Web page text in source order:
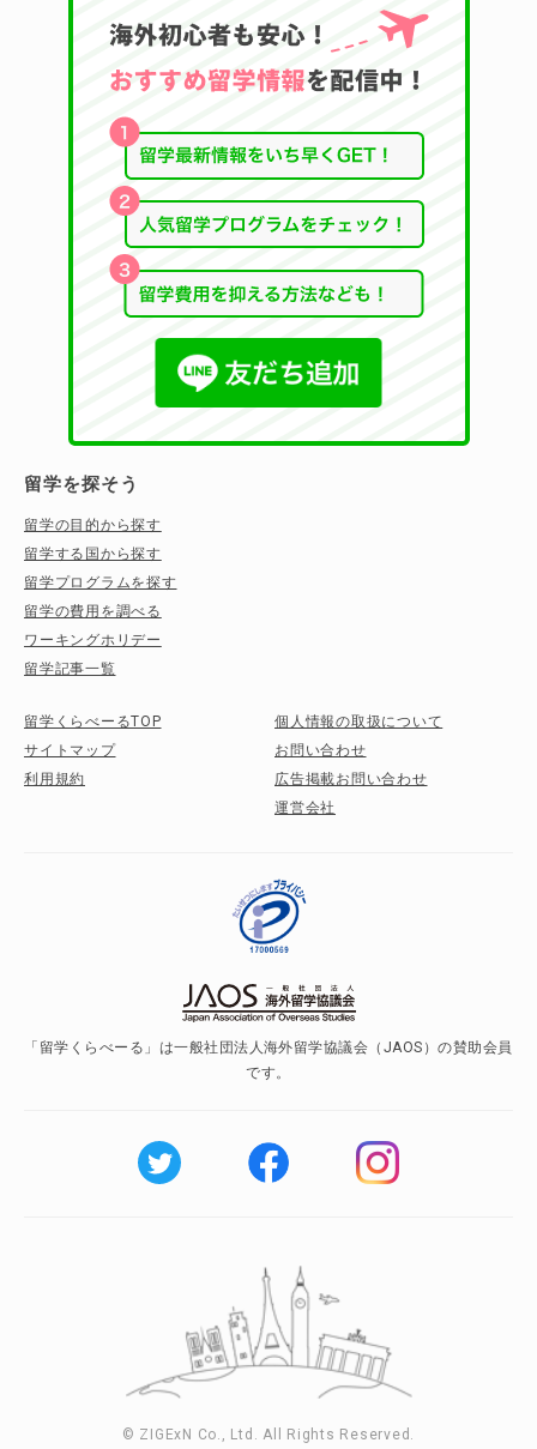
留学を探そう
留学の目的から探す
留学する国から探す
留学プログラムを探す
留学の費用を調べる
ワーキングホリデー
留学記事一覧
留学くらべーるTOP
サイトマップ
利用規約
個人情報の取扱について
お問い合わせ
広告掲載お問い合わせ
運営会社
「留学くらべーる」は一般社団法人海外留学協議会（JAOS）の賛助会員
です。
© ZIGExN Co., Ltd. All Rights Reserved.